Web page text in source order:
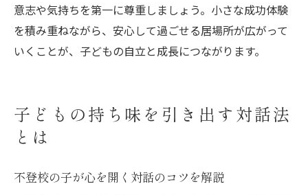
意志や気持ちを第一に尊重しましょう。小さな成功体験
を積み重ねながら、安心して過ごせる居場所が広がって
いくことが、子どもの自立と成長につながります。
子どもの持ち味を引き出す対話法
とは
不登校の子が心を開く対話のコツを解説